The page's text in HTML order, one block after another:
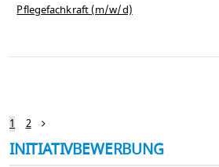
Pflegefachkraft (m/w/d)
1 2
INITIATIVBEWERBUNG